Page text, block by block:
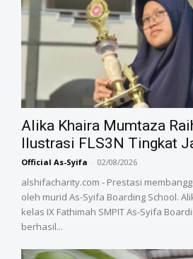
Alika Khaira Mumtaza
Ilustrasi FLS3N Tingkat
Official As-Syifa - 02/08/2026
alshifacharity.com - Prestasi
oleh murid As-Syifa Boarding School.
kelas IX Fathimah SMPIT As-Syifa
berhasil...